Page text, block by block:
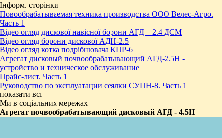
Інформ. сторінки
Повообрабатываемая техника производства ООО Велес-Агро.
Часть 1
Відео огляд дискової навісної борони АГД – 2.4 ДСМ
Відео огляд борони дискової АДН-2.5
Відео огляд котка подрібнювача КПР-6
Агрегат дисковый почвообрабатывающий АГД-2.5Н -
устройство и техническое обслуживание
Прайс-лист. Часть 1
Руководство по эксплуатации сеялки СУПН-8. Часть 1
показати всі
Ми в соціальних мережах
Агрегат почвообрабатывающий дисковый АГД - 4.5Н